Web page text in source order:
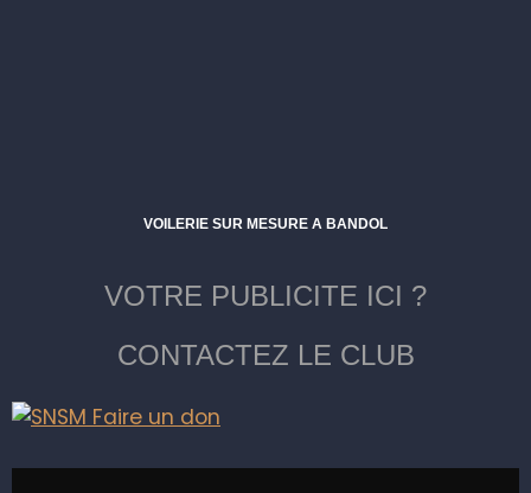
VOILERIE SUR MESURE A BANDOL
VOTRE PUBLICITE ICI ?
CONTACTEZ LE CLUB